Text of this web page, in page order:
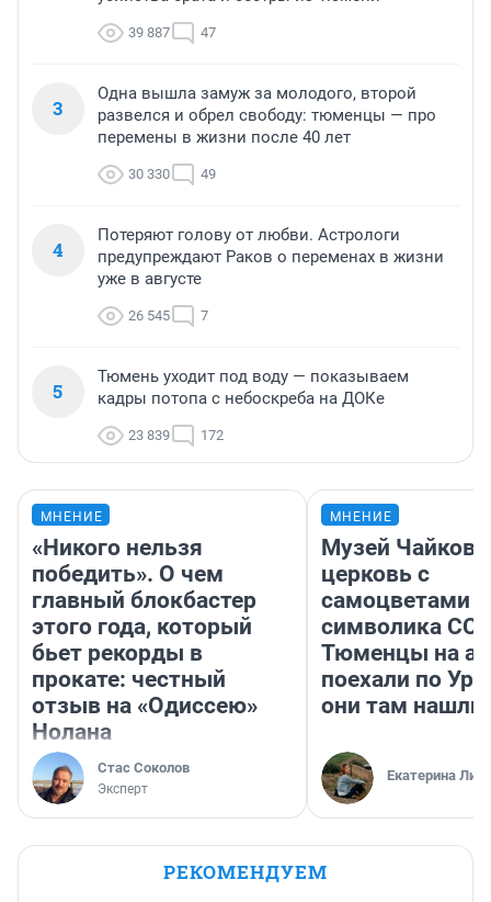
39 887 47
3
Одна вышла замуж за молодого, второй
развелся и обрел свободу: тюменцы — про
перемены в жизни после 40 лет
30 330 49
4
Потеряют голову от любви. Астрологи
предупреждают Раков о переменах в жизни
уже в августе
26 545 7
5
Тюмень уходит под воду — показываем
кадры потопа с небоскреба на ДОКе
23 839 172
МНЕНИЕ
«Никого нельзя
победить». О чем
главный блокбастер
этого года, который
бьет рекорды в
прокате: честный
отзыв на «Одиссею»
Нолана
Стас Соколов
Эксперт
МНЕНИЕ
Музей
церковь с
самоцветами
символика
Тюменцы на
поехали по
они там нашли
Екатерина
РЕКОМЕНДУЕМ